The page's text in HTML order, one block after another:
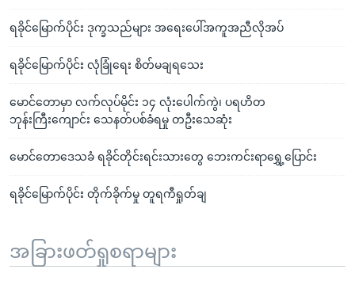
ရခိုင်မြောက်ပိုင်း ဒုက္ခသည်များ အရေးပေါ်အကူအညီလိုအပ်
ရခိုင်မြောက်ပိုင်း လုံခြုံရေး စိတ်မချရသေး
မောင်တောမှာ လက်လုပ်မိုင်း ၁၄ လုံးပေါက်ကွဲ၊ ပရဟိတ
ဘုန်းကြီးကျောင်း သေနတ်ပစ်ခံရမှု တဦးသေဆုံး
မောင်တောဒေသခံ ရခိုင်တိုင်းရင်းသားတွေ ဘေးကင်းရာရွှေ့ပြောင်း
ရခိုင်မြောက်ပိုင်း တိုက်ခိုက်မှု တူရကီရှုတ်ချ
အခြားဖတ်ရှုစရာများ